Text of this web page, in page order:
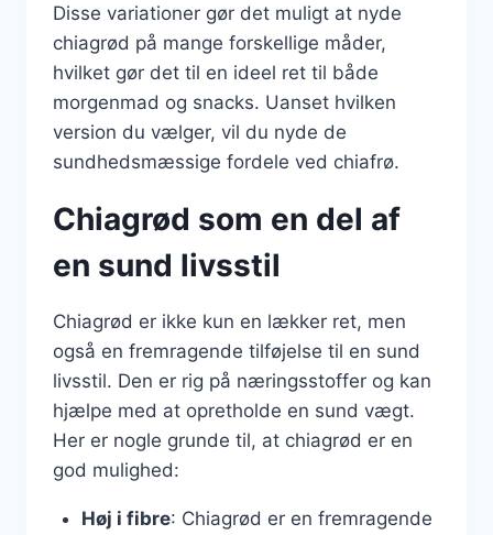
Disse variationer gør det muligt at nyde
chiagrød på mange forskellige måder,
hvilket gør det til en ideel ret til både
morgenmad og snacks. Uanset hvilken
version du vælger, vil du nyde de
sundhedsmæssige fordele ved chiafrø.
Chiagrød som en del af
en sund livsstil
Chiagrød er ikke kun en lækker ret, men
også en fremragende tilføjelse til en sund
livsstil. Den er rig på næringsstoffer og kan
hjælpe med at opretholde en sund vægt.
Her er nogle grunde til, at chiagrød er en
god mulighed:
Høj i fibre: Chiagrød er en fremragende